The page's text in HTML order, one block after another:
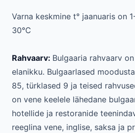
Varna keskmine t° jaanuaris on
30°C
Rahvaarv: Bulgaaria rahvaarv
elanikku. Bulgaarlased
85, türklased 9 ja teised
on vene keelele lähedane
hotellide ja restoranide
reeglina vene, inglise, saksa ja